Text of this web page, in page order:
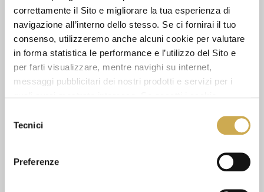
correttamente il Sito e migliorare la tua esperienza di
navigazione all’interno dello stesso. Se ci fornirai il tuo
consenso, utilizzeremo anche alcuni cookie per valutare
in forma statistica le performance e l’utilizzo del Sito e
per farti visualizzare, mentre navighi su internet,
messaggi pubblicitari dei nostri prodotti e servizi per i
delTecnici
Preferenze
SEE ALSO